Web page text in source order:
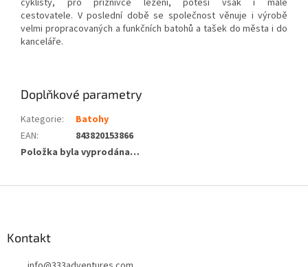
cyklisty, pro příznivce lezení, potěší však i malé
cestovatele. V poslední době se společnost věnuje i výrobě
velmi propracovaných a funkčních batohů a tašek do města i do
kanceláře.
Doplňkové parametry
Kategorie:
Batohy
EAN:
843820153866
Položka byla vyprodána…
Kontakt